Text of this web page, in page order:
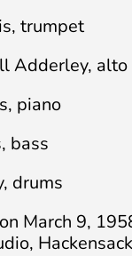
trumpet
Adderley, alto
piano
bass
drums
March 9,